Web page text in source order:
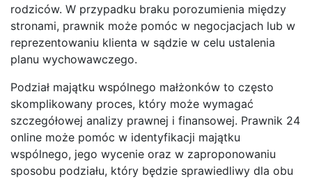
rodziców. W przypadku braku porozumienia między
stronami, prawnik może pomóc w negocjacjach lub w
reprezentowaniu klienta w sądzie w celu ustalenia
planu wychowawczego.
Podział majątku wspólnego małżonków to często
skomplikowany proces, który może wymagać
szczegółowej analizy prawnej i finansowej. Prawnik 24
online może pomóc w identyfikacji majątku
wspólnego, jego wycenie oraz w zaproponowaniu
sposobu podziału, który będzie sprawiedliwy dla obu